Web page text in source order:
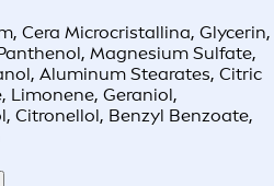
Cera Microcristallina, Glycerin,
Magnesium Sulfate,
Aluminum Stearates, Citric
Limonene, Geraniol,
Citronellol, Benzyl Benzoate,